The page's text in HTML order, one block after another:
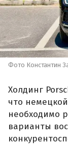
Фото Константин
Холдинг
что
необходимо
варианты